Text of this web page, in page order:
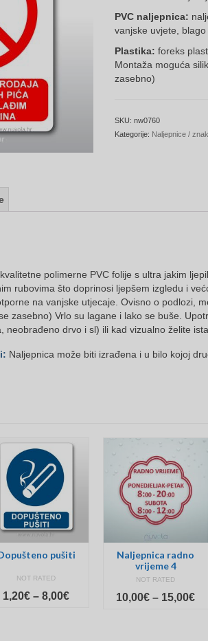
PVC naljepnica:
vanjske uvjete,
Plastika:foreks
Montaža moguća
zasebno)
SKU:nw0760
Kategorije: Naljepnice /
polimerne PVC folije s ultra jakim
rubovima što doprinosi ljepšem izgledu i
na vanjske utjecaje. Ovisno o podlozi,
zasebno) Vrlo su lagane i lako se buše.
neobrađeno drvo i sl) ili kad vizualno želite
Naljepnica može biti izrađena i u bilo kojoj
pušiti
NOT RATED
1,20€ – 8,00€Price
Naljepnica radno
vrijeme 4
NOT RATED
10,00€ – 15,00€